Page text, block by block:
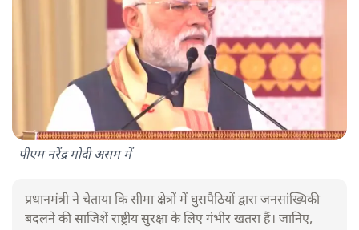
पीएम नरेंद्र मोदी असम में
प्रधानमंत्री ने चेताया कि सीमा क्षेत्रों में घुसपैठियों द्वारा जनसांख्यिकी
बदलने की साजिशें राष्ट्रीय सुरक्षा के लिए गंभीर खतरा हैं। जानिए,